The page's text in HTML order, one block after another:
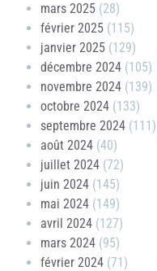
mars 2025 (28)
février 2025 (115)
janvier 2025 (129)
décembre 2024 (105)
novembre 2024 (139)
octobre 2024 (133)
septembre 2024 (111)
août 2024 (40)
juillet 2024 (72)
juin 2024 (145)
mai 2024 (149)
avril 2024 (127)
mars 2024 (95)
février 2024 (71)